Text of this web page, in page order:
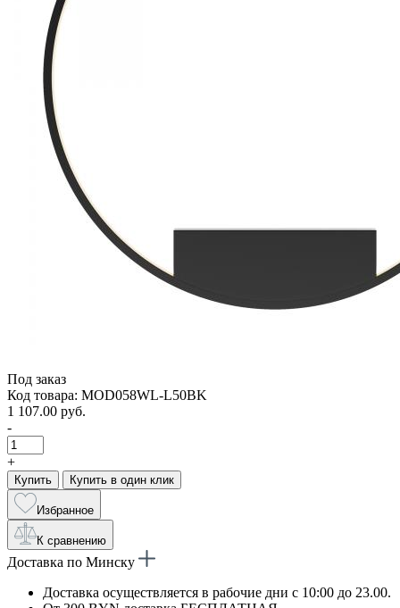
Под заказ
Код товара: MOD058WL-L50BK
1 107.00 руб.
-
+
Купить Купить в один клик
Избранное
К сравнению
Доставка по Минску
Доставка осуществляется в рабочие дни с 10:00 до 23.00.